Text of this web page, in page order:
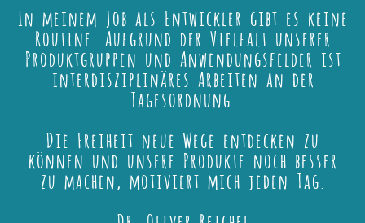
In meinem Job als Entwickler gibt es keine
Routine. Aufgrund der Vielfalt unserer
Produktgruppen und Anwendungsfelder ist
interdisziplinäres Arbeiten an der
Tagesordnung.
Die Freiheit neue Wege entdecken zu
können und unsere Produkte noch besser
zu machen, motiviert mich jeden Tag.